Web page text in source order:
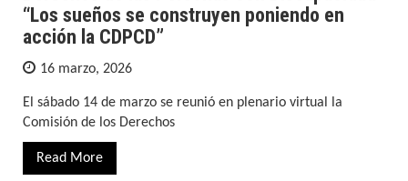
“Los sueños se construyen poniendo en
acción la CDPCD”
16 marzo, 2026
El sábado 14 de marzo se reunió en plenario virtual la
Comisión de los Derechos
Read More